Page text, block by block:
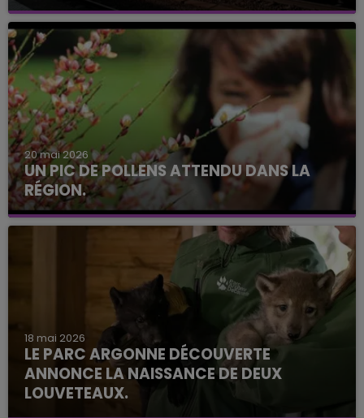
20 mai 2026
UN PIC DE POLLENS ATTENDU DANS LA
RÉGION.
18 mai 2026
LE PARC ARGONNE DÉCOUVERTE
ANNONCE LA NAISSANCE DE DEUX
LOUVETEAUX.